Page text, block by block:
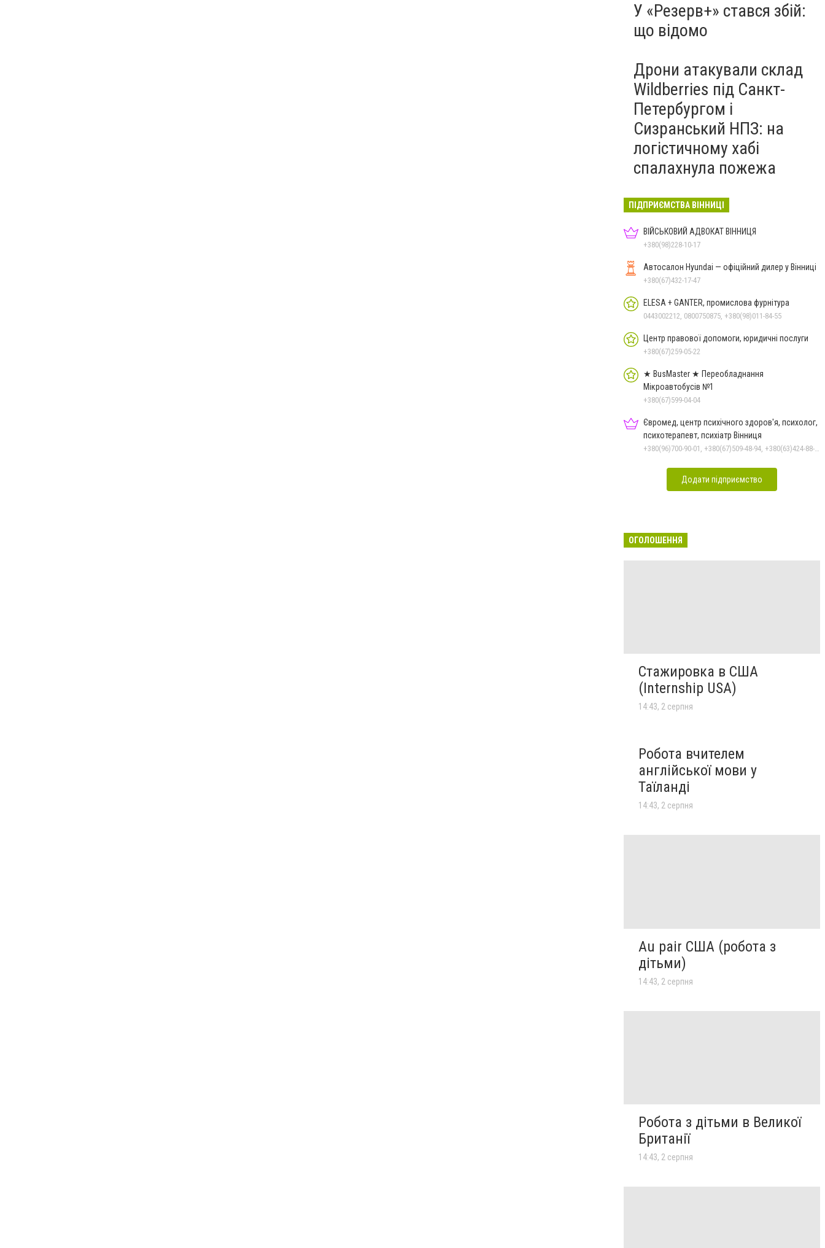
У «Резерв+» стався збій:
що відомо
Дрони атакували склад
Wildberries під Санкт-
Петербургом і
Сизранський НПЗ: на
логістичному хабі
спалахнула пожежа
ПІДПРИЄМСТВА ВІННИЦІ
ВІЙСЬКОВИЙ АДВОКАТ ВІННИЦЯ
+380(98)228-10-17
Автосалон Hyundai — офіційний дилер у Вінниці
+380(67)432-17-47
ELESA + GANTER, промислова фурнітура
0443002212, 0800750875, +380(98)011-84-55
Центр правової допомоги, юридичні послуги
+380(67)259-05-22
★ BusMaster ★ Переобладнання
Мікроавтобусів №1
+380(67)599-04-04
Євромед, центр психічного здоров'я, психолог,
психотерапевт, психіатр Вінниця
+380(96)700-90-01, +380(67)509-48-94, +380(63)424-88-30
Додати підприємство
ОГОЛОШЕННЯ
Стажировка в США
(Internship USA)
14:43, 2 серпня
Робота вчителем
англійської мови у
Таїланді
14:43, 2 серпня
Au pair США (робота з
дітьми)
14:43, 2 серпня
Робота з дітьми в Великої
Британії
14:43, 2 серпня